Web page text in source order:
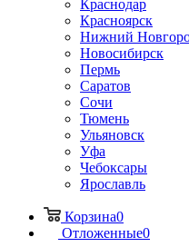
Краснодар
Красноярск
Нижний
Новосибирск
Пермь
Саратов
Сочи
Тюмень
Ульяновск
Уфа
Чебоксары
Ярославль
Корзина0
Отложенные0